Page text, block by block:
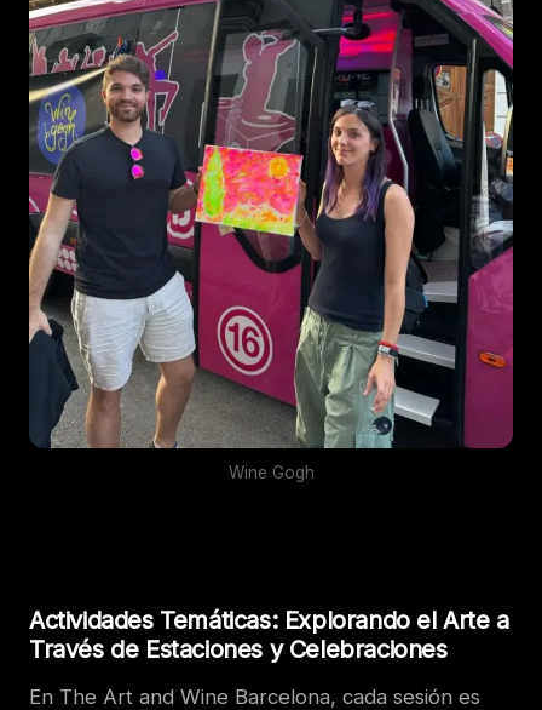
Wine Gogh
Actividades Temáticas: Explorando el Arte a
Través de Estaciones y Celebraciones
En The Art and Wine Barcelona, cada sesión es